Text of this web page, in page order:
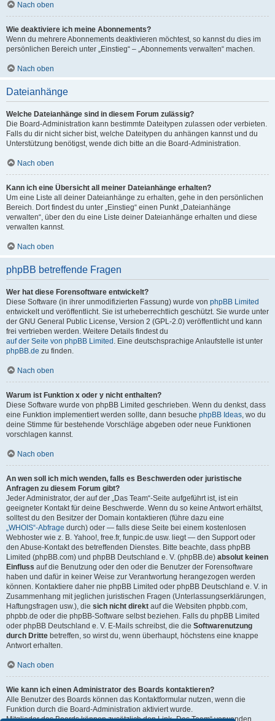
Nach oben
Wie deaktiviere ich meine Abonnements?
Wenn du mehrere Abonnements deaktivieren möchtest, so kannst du dies im
persönlichen Bereich unter „Einstieg“ – „Abonnements verwalten“ machen.
Nach oben
Dateianhänge
Welche Dateianhänge sind in diesem Forum zulässig?
Die Board-Administration kann bestimmte Dateitypen zulassen oder verbieten.
Falls du dir nicht sicher bist, welche Dateitypen du anhängen kannst und du
Unterstützung benötigst, wende dich bitte an die Board-Administration.
Nach oben
Kann ich eine Übersicht all meiner Dateianhänge erhalten?
Um eine Liste all deiner Dateianhänge zu erhalten, gehe in den persönlichen
Bereich. Dort findest du unter „Einstieg“ einen Punkt „Dateianhänge
verwalten“, über den du eine Liste deiner Dateianhänge erhalten und diese
verwalten kannst.
Nach oben
phpBB betreffende Fragen
Wer hat diese Forensoftware entwickelt?
Diese Software (in ihrer unmodifizierten Fassung) wurde von phpBB Limited
entwickelt und veröffentlicht. Sie ist urheberrechtlich geschützt. Sie wurde unter
der GNU General Public License, Version 2 (GPL-2.0) veröffentlicht und kann
frei vertrieben werden. Weitere Details findest du
auf der Seite von phpBB Limited . Eine deutschsprachige Anlaufstelle ist unter
phpBB.de zu finden.
Nach oben
Warum ist Funktion x oder y nicht enthalten?
Diese Software wurde von phpBB Limited geschrieben. Wenn du denkst, dass
eine Funktion implementiert werden sollte, dann besuche phpBB Ideas, wo du
deine Stimme für bestehende Vorschläge abgeben oder neue Funktionen
vorschlagen kannst.
Nach oben
An wen soll ich mich wenden, falls es Beschwerden oder juristische
Anfragen zu diesem Forum gibt?
Jeder Administrator, der auf der „Das Team“-Seite aufgeführt ist, ist ein
geeigneter Kontakt für deine Beschwerde. Wenn du so keine Antwort erhältst,
solltest du den Besitzer der Domain kontaktieren (führe dazu eine
„WHOIS“-Abfrage durch) oder — falls diese Seite bei einem kostenlosen
Webhoster wie z. B. Yahoo!, free.fr, funpic.de usw. liegt — den Support oder
den Abuse-Kontakt des betreffenden Dienstes. Bitte beachte, dass phpBB
Limited (phpBB.com) und phpBB Deutschland e. V. (phpBB.de) absolut keinen
Einfluss auf die Benutzung oder den oder die Benutzer der Forensoftware
haben und dafür in keiner Weise zur Verantwortung herangezogen werden
können. Kontaktiere daher nie phpBB Limited oder phpBB Deutschland e. V. in
Zusammenhang mit jeglichen juristischen Fragen (Unterlassungserklärungen,
Haftungsfragen usw.), die sich nicht direkt auf die Websiten phpbb.com,
phpbb.de oder die phpBB-Software selbst beziehen. Falls du phpBB Limited
oder phpBB Deutschland e. V. E-Mails schreibst, die die Softwarenutzung
durch Dritte betreffen, so wirst du, wenn überhaupt, höchstens eine knappe
Antwort erhalten.
Nach oben
Wie kann ich einen Administrator des Boards kontaktieren?
Alle Benutzer des Boards können das Kontaktformular nutzen, wenn die
Funktion durch die Board-Administration aktiviert wurde.
Mitglieder des Boards können zusätzlich den Link „Das Team“ verwenden.